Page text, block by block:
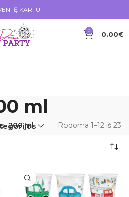
KARTU!
0 0.00€
ml
200 ml Rodoma 1–12 iš 23